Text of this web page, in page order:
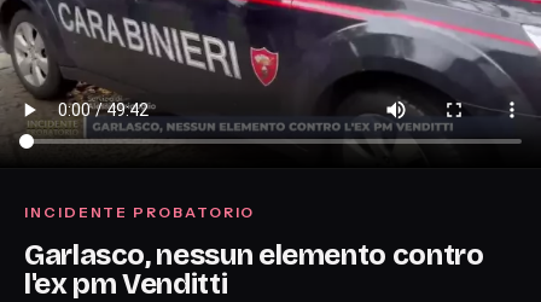
INCIDENTE PROBATORIO
Garlasco, nessun elemento contro
l'ex pm Venditti